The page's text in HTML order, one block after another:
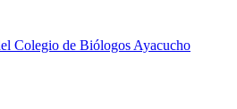
Colegio de Biólogos Ayacucho